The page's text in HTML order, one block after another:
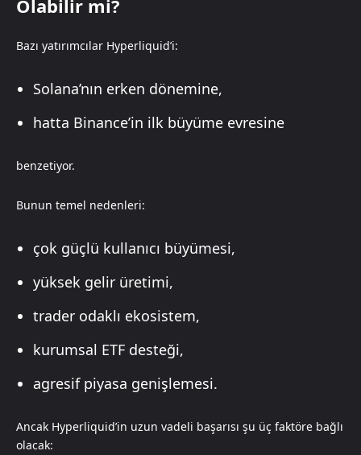
Olabilir mi?
Bazı yatırımcılar Hyperliquid’i:
Solana’nın erken dönemine,
hatta Binance’in ilk büyüme evresine
benzetiyor.
Bunun temel nedenleri:
çok güçlü kullanıcı büyümesi,
yüksek gelir üretimi,
trader odaklı ekosistem,
kurumsal ETF desteği,
agresif piyasa genişlemesi.
Ancak Hyperliquid’in uzun vadeli başarısı şu üç faktöre bağlı
olacak: